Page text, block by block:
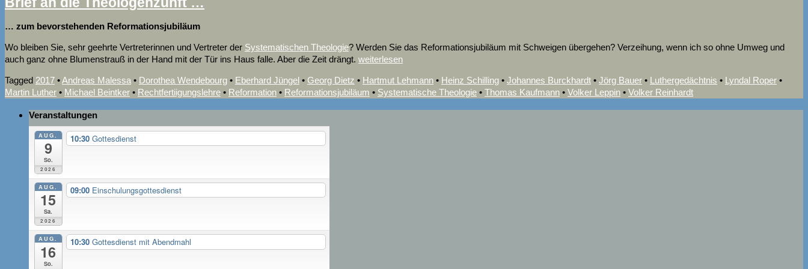
… zum bevorstehenden Reformationsjubiläum
Wo bleiben Sie, sehr geehrte Vertreterinnen und Vertreter der Systematischen Theologie? Werden Sie das Reformationsjubiläum mit Schweigen übergehen? Verzeihung, wenn ich so ohne Umweg und
auch ganz ohne Blumenstrauß in der Hand mit der Tür ins Haus falle. Aber die Zeit drängt. weiterlesen
Tagged 2017 •Andreas Malessa • Dorothea Wendebourg • Eberhard Jüngel • Georg Dietz • Hartmut Lehmann • Heinz Schilling • Johannes Burckhardt • Jörg Bauer • Luthergedächtnis • Lyndal Roper •
Martin Luther • Michael Beintker • Rechtfertiigungslehre • Reformation • Reformationsjubiläum • Systematische Theologie • Thomas Kaufmann • Volker Leppin • Volker Reinhardt
Veranstaltungen
AUG.
9
So.
2026
10:30 Gottesdienst
AUG.
15
Sa.
2026
09:00 Einschulungsgottesdienst
AUG.
16
So.
10:30 Gottesdienst mit Abendmahl